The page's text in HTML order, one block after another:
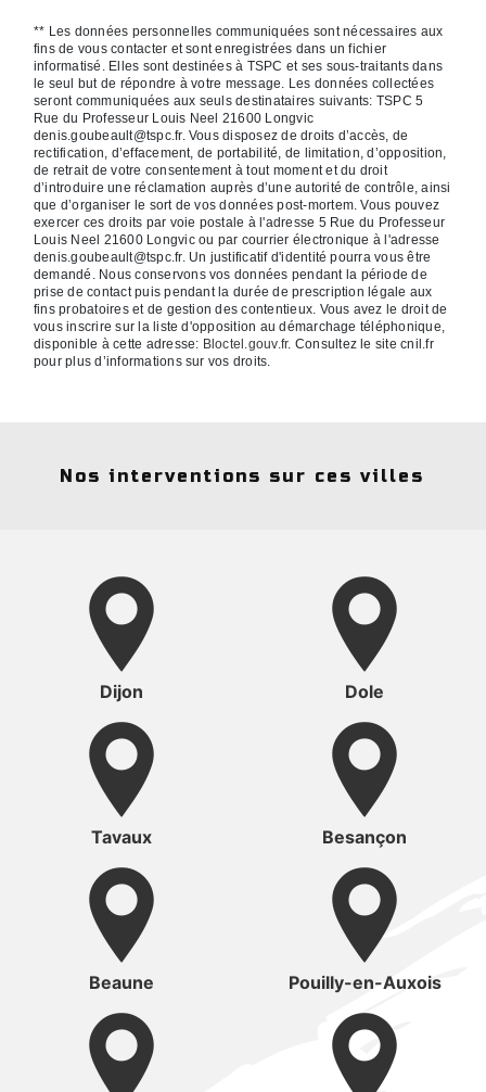
** Les données personnelles communiquées sont nécessaires aux
fins de vous contacter et sont enregistrées dans un fichier
informatisé. Elles sont destinées à TSPC et ses sous-traitants dans
le seul but de répondre à votre message. Les données collectées
seront communiquées aux seuls destinataires suivants: TSPC 5
Rue du Professeur Louis Neel 21600 Longvic
denis.goubeault@tspc.fr. Vous disposez de droits d’accès, de
rectification, d’effacement, de portabilité, de limitation, d’opposition,
de retrait de votre consentement à tout moment et du droit
d’introduire une réclamation auprès d’une autorité de contrôle, ainsi
que d’organiser le sort de vos données post-mortem. Vous pouvez
exercer ces droits par voie postale à l'adresse 5 Rue du Professeur
Louis Neel 21600 Longvic ou par courrier électronique à l'adresse
denis.goubeault@tspc.fr. Un justificatif d'identité pourra vous être
demandé. Nous conservons vos données pendant la période de
prise de contact puis pendant la durée de prescription légale aux
fins probatoires et de gestion des contentieux. Vous avez le droit de
vous inscrire sur la liste d'opposition au démarchage téléphonique,
disponible à cette adresse: Bloctel.gouv.fr. Consultez le site cnil.fr
pour plus d’informations sur vos droits.
Nos interventions sur ces villes
Dijon Dole
Tavaux Besançon
Beaune Pouilly-en-Auxois